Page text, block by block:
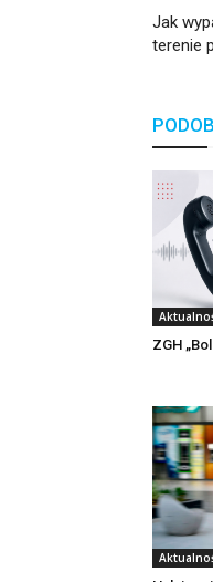
Jak
terenie
ZGH